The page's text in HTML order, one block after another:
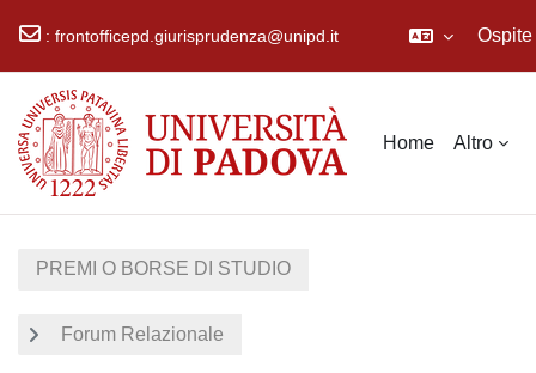
: frontofficepd.giurisprudenza@unipd.it Ospite
Home Altro
PREMI O BORSE DI STUDIO
Forum Relazionale